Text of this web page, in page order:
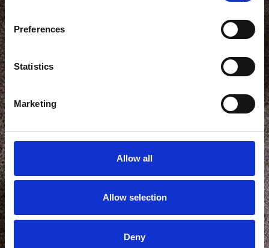
Preferences
Statistics
Marketing
Allow all
Allow selection
Deny
Vis alle bilder